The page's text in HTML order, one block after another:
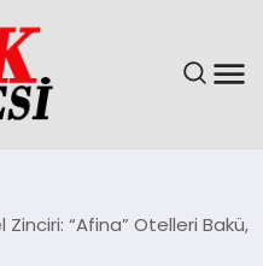
“Afina” Otelleri Bakü,